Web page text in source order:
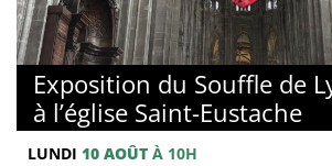
Exposition du Souffle de
à l’église Saint-Eustache
LUNDI 10 AOÛT À 10H